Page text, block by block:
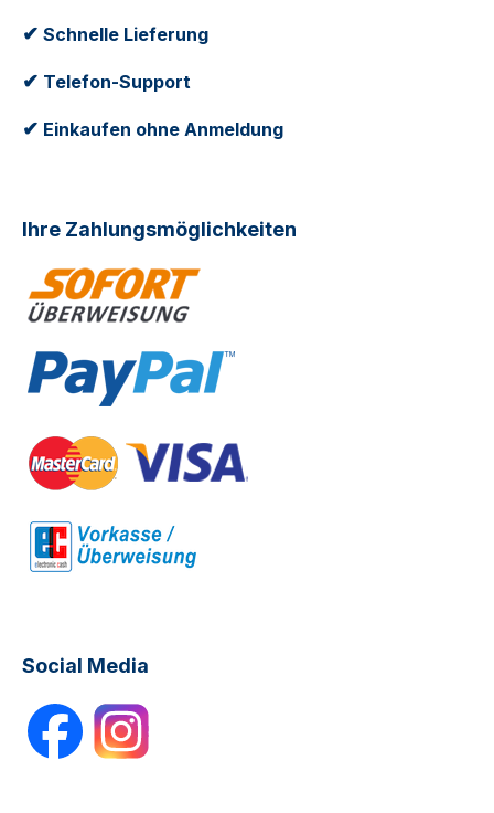
✔ Schnelle Lieferung
✔ Telefon-Support
✔ Einkaufen ohne Anmeldung
Ihre Zahlungsmöglichkeiten
Social Media